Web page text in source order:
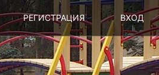
РЕГИСТРАЦИЯ ВХОД